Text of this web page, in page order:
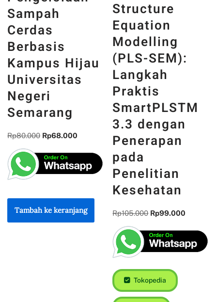
ECO BOOST :
Aplikasi
Pengelolaan
Sampah
Cerdas
Berbasis
Kampus Hijau
Universitas
Negeri
Semarang
Analisis
Partial Least
Square
Structure
Equation
Modelling
(PLS-SEM):
Langkah
Praktis
SmartPLSTM
3.3 dengan
Penerapan
pada
Penelitian
Kesehatan
Rp105.000 Rp99.000